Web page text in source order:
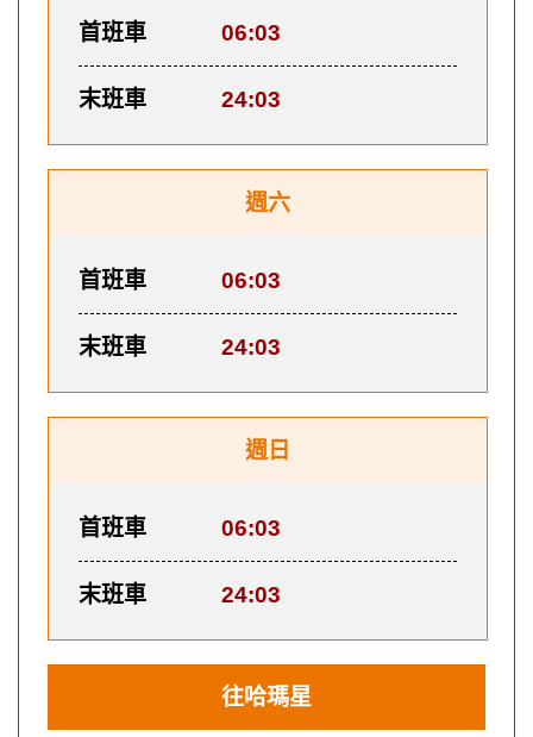
首班車 06:03
末班車 24:03
週六
首班車 06:03
末班車 24:03
週日
首班車 06:03
末班車 24:03
往哈瑪星